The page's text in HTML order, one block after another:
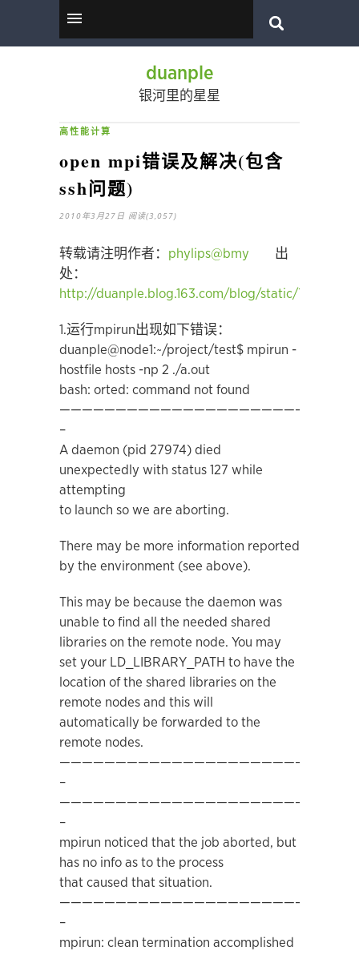
duanple
银河里的星星
高性能计算
open mpi错误及解决(包含
ssh问题)
2010年3月27日 阅读(3,057)
转载请注明作者： phylips@bmy 出
处：
http://duanple.blog.163.com/blog/static/
1.运行mpirun出现如下错误：
duanple@node1:~/project/test$ mpirun -
hostfile hosts -np 2 ./a.out
bash: orted: command not found
————————————————————————
–
A daemon (pid 27974) died
unexpectedly with status 127 while
attempting
to launch so we are aborting.
There may be more information reported
by the environment (see above).
This may be because the daemon was
unable to find all the needed shared
libraries on the remote node. You may
set your LD_LIBRARY_PATH to have the
location of the shared libraries on the
remote nodes and this will
automatically be forwarded to the
remote nodes.
————————————————————————
–
————————————————————————
–
mpirun noticed that the job aborted, but
has no info as to the process
that caused that situation.
————————————————————————
–
mpirun: clean termination accomplished